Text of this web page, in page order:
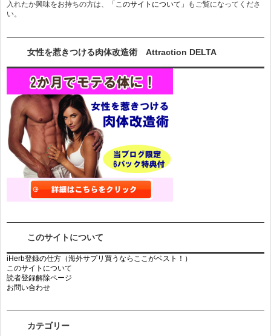
入れたか興味をお持ちの方は、 「このサイトについて」
もご覧になってくださ
い。
女性を惹きつける肉体改造術 Attraction DELTA
このサイトについて
iHerb登録の仕方（海外サプリ買うならここがベスト！）
このサイトについて
読者登録解除ページ
お問い合わせ
カテゴリー